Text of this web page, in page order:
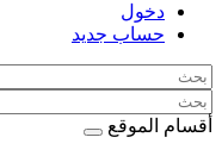
دخول
حساب جديد
أقسام الموقع